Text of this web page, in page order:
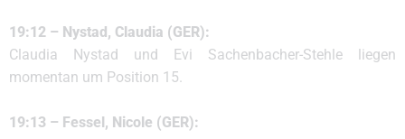
19:12 – Nystad, Claudia (GER):
Claudia Nystad und Evi Sachenbacher-Stehle liegen
momentan um Position 15.
19:13 – Fessel, Nicole (GER):